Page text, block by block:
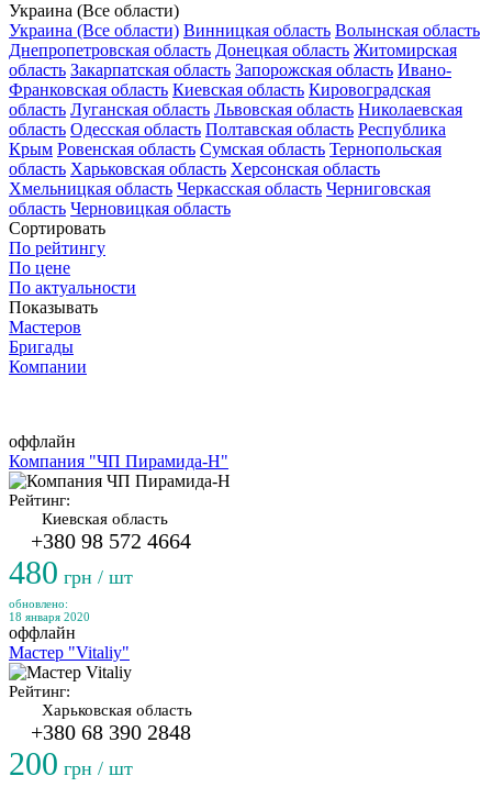
Украина (Все области)
Украина (Все области) Винницкая область Волынская область
Днепропетровская область Донецкая область Житомирская
область Закарпатская область Запорожская область Ивано-
Франковская область Киевская область Кировоградская
область Луганская область Львовская область Николаевская
область Одесская область Полтавская область Республика
Крым Ровенская область Сумская область Тернопольская
область Харьковская область Херсонская область
Хмельницкая область Черкасская область Черниговская
область Черновицкая область
Сортировать
По рейтингу
По цене
По актуальности
Показывать
Мастеров
Бригады
Компании
оффлайн
Компания "ЧП Пирамида-Н"
Рейтинг:
Киевская область
+380 98 572 4664
480 грн / шт
обновлено:
18 января 2020
оффлайн
Мастер "Vitaliy"
Рейтинг:
Харьковская область
+380 68 390 2848
200 грн / шт